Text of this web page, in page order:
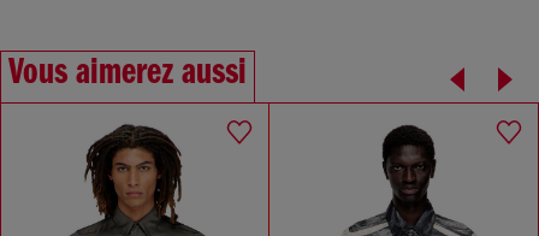
Vous aimerez aussi